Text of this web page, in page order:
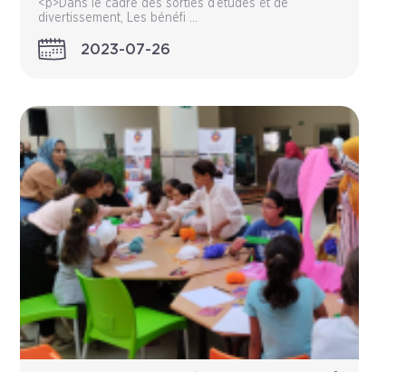
<p>Dans le cadre des sorties d’études et de
divertissement, Les bénéfi ...
2023-07-26